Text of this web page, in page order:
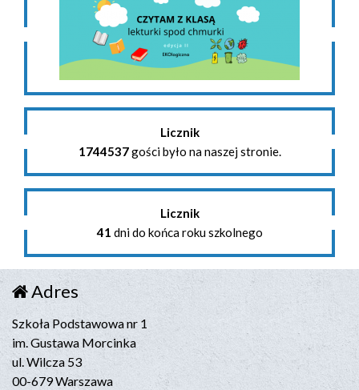
Licznik
1744537gości było na naszej stronie.
Licznik
41 dni do końca roku szkolnego
Adres
Szkoła Podstawowa nr 1
im. Gustawa Morcinka
ul. Wilcza 53
00-679 Warszawa